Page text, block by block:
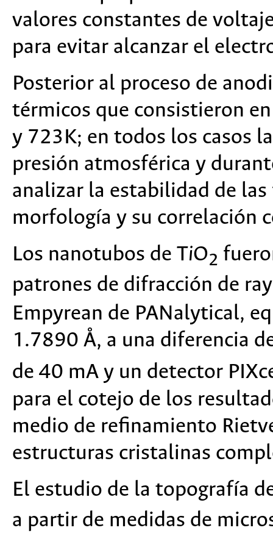
valores constantes de
para evitar alcanzar el
Posterior al proceso de
térmicos que consistieron
y 723K; en todos los casos
presión atmosférica y
analizar la estabilidad de
morfología y su correlación
Los nanotubos de TiO2
patrones de difracción de
Empyrean de PANalytical,
1.7890 Å, a una diferencia
de 40 mA y un detector
para el cotejo de los
medio de refinamiento
estructuras cristalinas
El estudio de la topografía
a partir de medidas de